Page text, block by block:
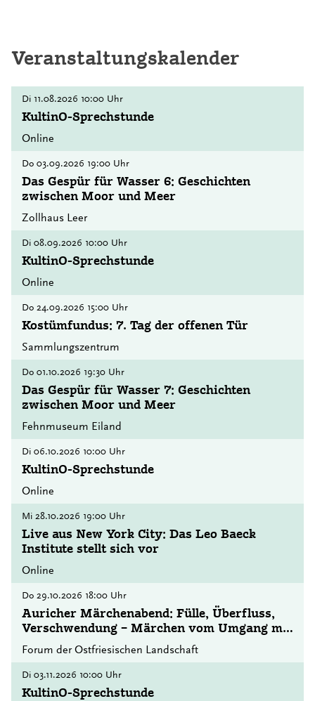
Veranstaltungskalender
Di 11.08.2026 10:00 Uhr
KultinO-Sprechstunde
Online
Do 03.09.2026 19:00 Uhr
Das Gespür für Wasser 6: Geschichten
zwischen Moor und Meer
Zollhaus Leer
Di 08.09.2026 10:00 Uhr
KultinO-Sprechstunde
Online
Do 24.09.2026 15:00 Uhr
Kostümfundus: 7. Tag der offenen Tür
Sammlungszentrum
Do 01.10.2026 19:30 Uhr
Das Gespür für Wasser 7: Geschichten
zwischen Moor und Meer
Fehnmuseum Eiland
Di 06.10.2026 10:00 Uhr
KultinO-Sprechstunde
Online
Mi 28.10.2026 19:00 Uhr
Live aus New York City: Das Leo Baeck
Institute stellt sich vor
Online
Do 29.10.2026 18:00 Uhr
Auricher Märchenabend: Fülle, Überfluss,
Verschwendung – Märchen vom Umgang mit
der Natur
Forum der Ostfriesischen Landschaft
Di 03.11.2026 10:00 Uhr
KultinO-Sprechstunde